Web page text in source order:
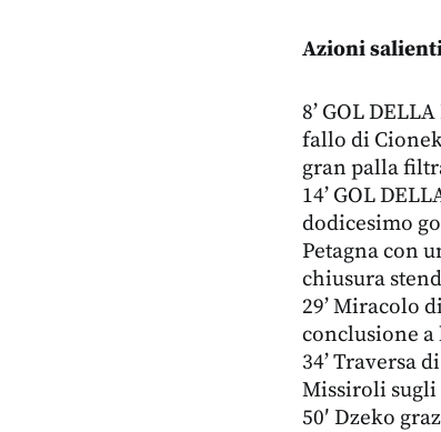
Azioni
8’ GOL
fallo di
gran palla
14’ GOL
dodicesimo
Petagna con
chiusura
29’ Miracolo
conclusione a
34’ Traversa
Missiroli sugli
50′ Dzeko